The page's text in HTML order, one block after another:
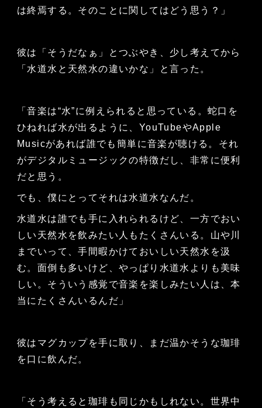
は終焉する。そのことに関してはどう思う？」
彼は「そうだなぁ」とつぶやき、少し考えてから
「水道水と天然水の違いかな」と言った。
「音楽は“水”に例えられると思っている。蛇口を
ひねれば水が出るように、YouTubeやApple
Musicがあれば誰でも簡単に音楽が聴ける。それ
がデジタルミュージックの特徴だし、非常に便利
だと思う。
でも、僕にとってそれは水道水なんだ。
水道水は誰でも手に入れられるけど、一方でおい
しい天然水を飲みたい人もたくさんいる。山や川
までいって、手間暇かけておいしい天然水を汲
む。面倒も多いけど、やっぱり水道水よりも美味
しい。そういう感覚で音楽を楽しみたい人は、本
当にたくさんいるんだ」
彼はマグカップを手に取り、まだ温かそうな珈琲
を口に飲んだ。
「そう考えると珈琲も同じかもしれない。世界中